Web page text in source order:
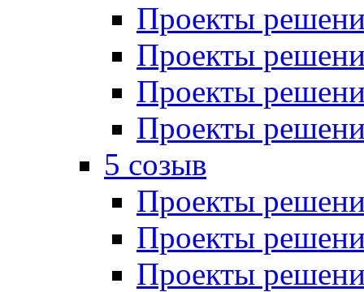
Проекты
Проекты
Проекты
Проекты
5 созыв
Проекты
Проекты
Проекты